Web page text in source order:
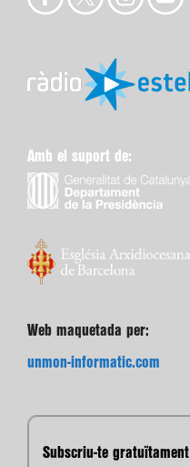
Amb el suport de:
Web maquetada per:
unmon-informatic.com
Subscriu-te